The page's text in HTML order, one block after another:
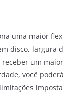
uma maior
disco, largura
um
você